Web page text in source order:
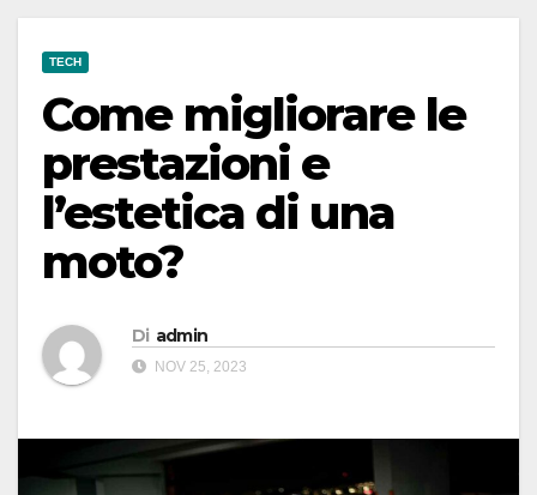
TECH
Come migliorare le
prestazioni e
l’estetica di una
moto?
Di admin
NOV 25, 2023